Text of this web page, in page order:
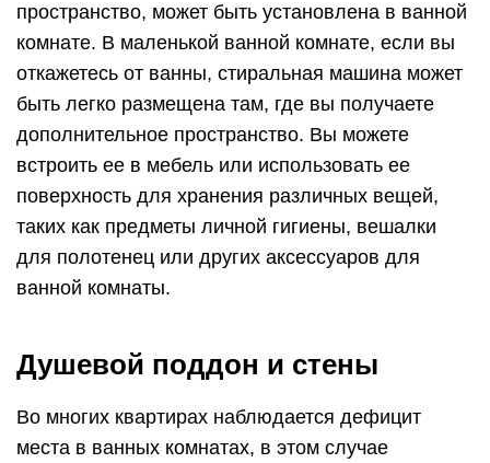
пространство, может быть установлена ​​в ванной
комнате. В маленькой ванной комнате, если вы
откажетесь от ванны, стиральная машина может
быть легко размещена там, где вы получаете
дополнительное пространство. Вы можете
встроить ее в мебель или использовать ее
поверхность для хранения различных вещей,
таких как предметы личной гигиены, вешалки
для полотенец или других аксессуаров для
ванной комнаты.
Душевой поддон и стены
Во многих квартирах наблюдается дефицит
места в ванных комнатах, в этом случае